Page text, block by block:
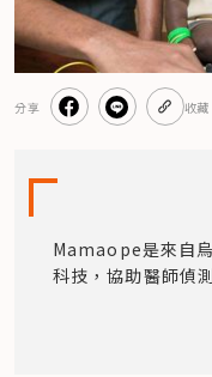
分享 收藏
Mamaope是來自
科技，協助醫師偵